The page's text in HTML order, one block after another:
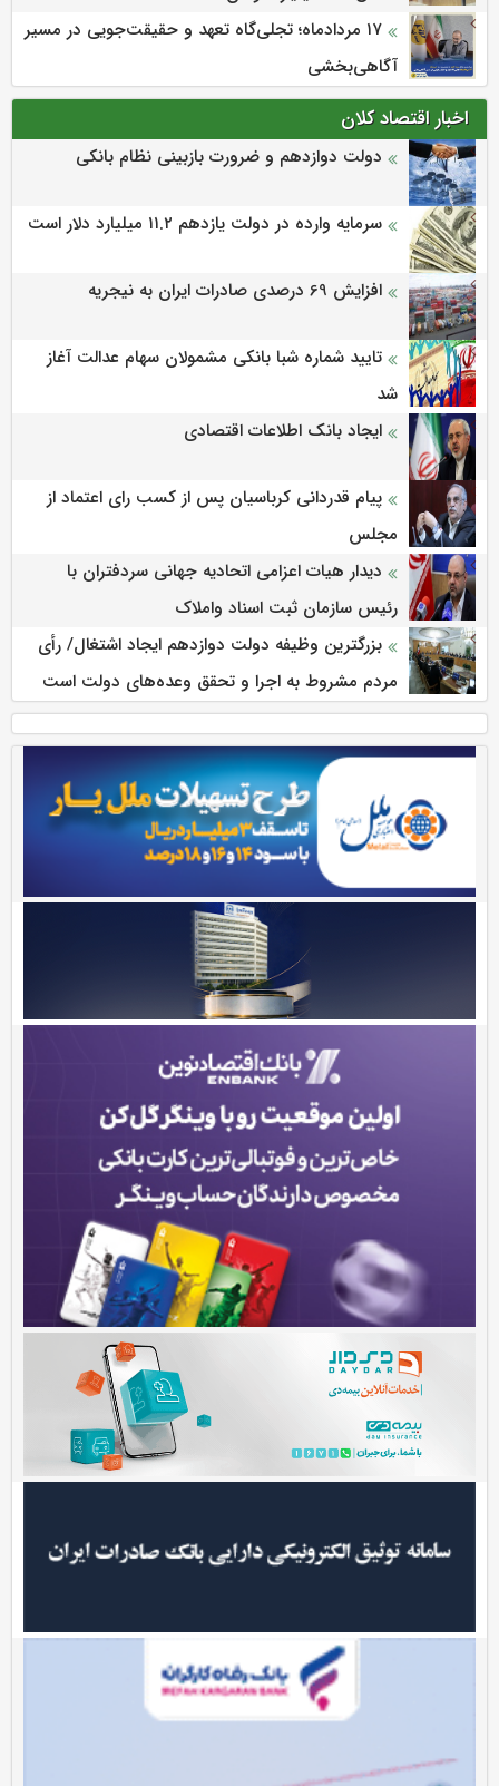
۱۷ مردادماه‌؛ تجلی‌گاه تعهد و حقیقت‌جویی در مسیر
آگاهی‌بخشی
اخبار اقتصاد کلان
دولت دوازدهم و ضرورت بازبینی نظام بانکی
سرمایه وارده در دولت یازدهم ۱۱.۲ میلیارد دلار است
افزایش 69 درصدی صادرات ایران به نیجریه
تایید شماره شبا بانکی مشمولان سهام عدالت آغاز
شد
ایجاد بانک اطلاعات اقتصادی
پیام قدردانی کرباسیان پس از کسب رای اعتماد از
مجلس
دیدار هیات اعزامی اتحادیه جهانی سردفتران با
رئیس سازمان ثبت اسناد واملاک
بزرگترین وظیفه دولت دوازدهم ایجاد اشتغال/ رأی
مردم مشروط به اجرا و تحقق وعده‌های دولت است